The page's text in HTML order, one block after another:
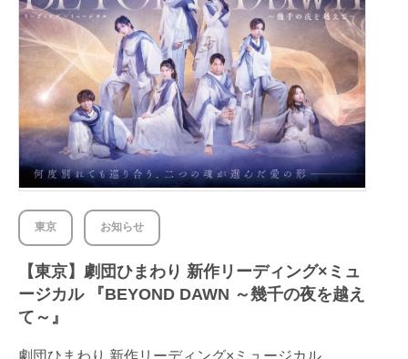
東京 お知らせ
【東京】劇団ひまわり 新作リーディング×ミュ
ージカル 『BEYOND DAWN ～幾千の夜を越え
て～』
劇団ひまわり 新作リーディング×ミュージカル